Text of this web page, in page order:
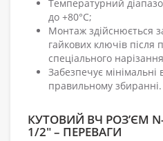
Температурний
до +80°C;
Монтаж здійснюється
гайкових ключів після
спеціального
Забезпечує
правильному збиранні.
КУТОВИЙ ВЧ РОЗ’ЄМ
1/2" – ПЕРЕВАГИ